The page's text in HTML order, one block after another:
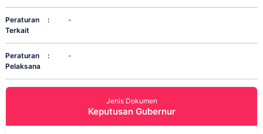
Peraturan
Terkait
: -
Peraturan
Pelaksana
: -
Jenis Dokumen
Keputusan Gubernur